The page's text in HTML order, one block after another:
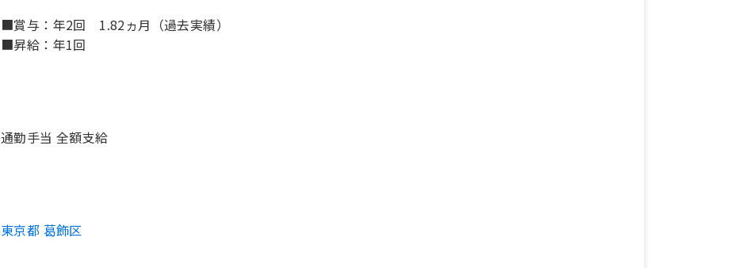
■賞与：年2回 1.82ヵ月（過去実績）
■昇給：年1回
通勤手当 全額支給
東京都 葛飾区